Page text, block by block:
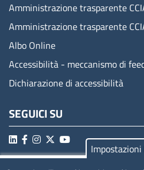
Amministrazione trasparente
Amministrazione trasparente
Albo Online
Accessibilità - meccanismo di
Dichiarazione di accessibilità
SEGUICI SU